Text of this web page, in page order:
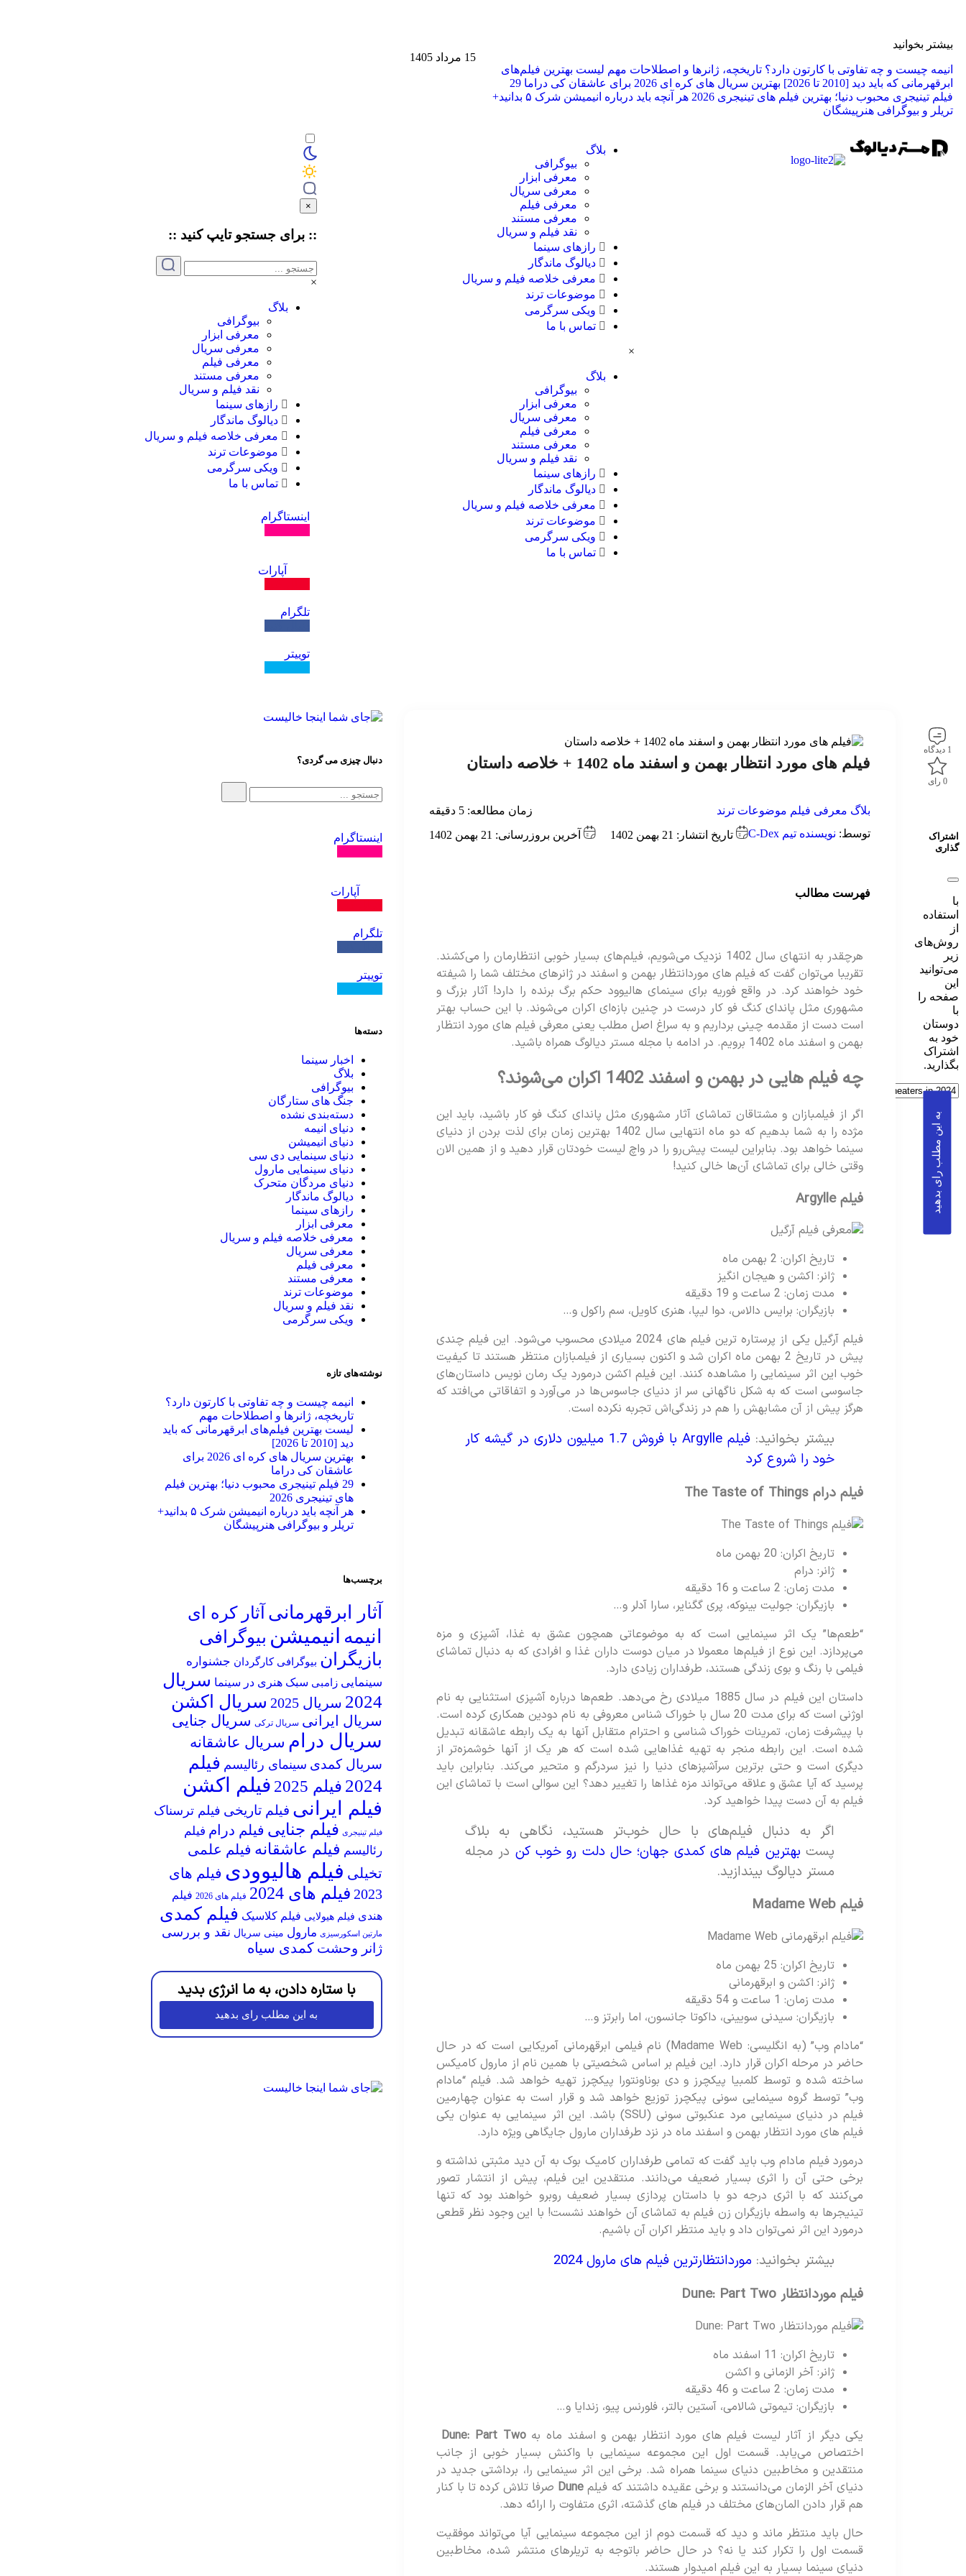
بیشتر بخوانید
انیمه چیست و چه تفاوتی با کارتون دارد؟ تاریخچه، ژانرها و اصطلاحات مهم لیست بهترین فیلم‌های
ابرقهرمانی که باید دید [2010 تا 2026]
بهترین سریال های کره ای 2026 برای عاشقان کی دراما
29
فیلم تینیجری محبوب دنیا؛ بهترین فیلم‌ های تینیجری 2026
هر آنچه باید درباره انیمیشن شرک ۵ بدانید+
تریلر و بیوگرافی هنرپیشگان
15 مرداد 1405
بلاگ
بیوگرافی
معرفی ابزار
معرفی سریال
معرفی فیلم
معرفی مستند
نقد فیلم و سریال
رازهای سینما
دیالوگ ماندگار
معرفی خلاصه فیلم و سریال
موضوعات ترند
ویکی سرگرمی
تماس با ما
×
بلاگ
بیوگرافی
معرفی ابزار
معرفی سریال
معرفی فیلم
معرفی مستند
نقد فیلم و سریال
رازهای سینما
دیالوگ ماندگار
معرفی خلاصه فیلم و سریال
موضوعات ترند
ویکی سرگرمی
تماس با ما
×
:: برای جستجو تایپکنید ::
×
بلاگ
بیوگرافی
معرفی ابزار
معرفی سریال
معرفی فیلم
معرفی مستند
نقد فیلم و سریال
رازهای سینما
دیالوگ ماندگار
معرفی خلاصه فیلم و سریال
موضوعات ترند
ویکی سرگرمی
تماس با ما
اینستاگرام
آپارات
تلگرام
توییتر
1 دیدگاه
0 رای
اشتراک
گذاری
با
استفاده
از
روش‌های
زیر
می‌توانید
این
صفحه را
با
دوستان
خود به
اشتراک
بگذارید.
به این مطلب رای بدهید
فیلم های مورد انتظار بهمن و اسفند ماه 1402 + خلاصه داستان
بلاگ معرفی فیلم موضوعات ترند زمان مطالعه: 5 دقیقه
توسط: نویسنده تیم C-Dex تاریخ انتشار: 21 بهمن 1402 آخرین بروزرسانی: 21 بهمن 1402
فهرست مطالب
هرچقدر به انتهای سال 1402 نزدیک می‌شویم، فیلم‌های بسیار خوبی انتظارمان را می‌کشند.
تقریبا می‌توان گفت که فیلم های موردانتظار بهمن و اسفند در ژانرهای مختلف شما را شیفته
خود خواهند کرد. در واقع فوریه برای سینمای هالیوود حکم برگ برنده را دارد! آثار بزرگ و
مشهوری مثل پاندای کنگ فو کار درست در چنین بازه‌ای اکران می‌شوند. با این حساب بهتر
است دست از مقدمه چینی برداریم و به سراغ اصل مطلب یعنی معرفی فیلم های مورد انتظار
بهمن و اسفند ماه 1402 برویم. در ادامه با مجله مستر دیالوگ همراه باشید.
چه فیلم هایی در بهمن و اسفند 1402 اکران می‌شوند؟
اگر از فیلمبازان و مشتاقان تماشای آثار مشهوری مثل پاندای کنگ فو کار باشید، باید این
مژده را به شما بدهیم که دو ماه انتهایی سال 1402 بهترین زمان برای لذت بردن از دنیای
سینما خواهد بود. بنابراین لیست پیش‌رو را در واچ لیست خودتان قرار دهید و از همین الان
وقتی خالی برای تماشای آن‌ها خالی کنید!
فیلم Argylle
تاریخ اکران: 2 بهمن ماه
ژانر: اکشن و هیجان انگیز
مدت زمان: 2 ساعت و 19 دقیقه
بازیگران: برایس دالاس، دوا لیپا، هنری کاویل، سم راکول و…
فیلم آرگیل یکی از پرستاره ترین فیلم های 2024 میلادی محسوب می‌شود. این فیلم چندی
پیش در تاریخ 2 بهمن ماه اکران شد و اکنون بسیاری از فیلمبازان منتظر هستند تا کیفیت
خوب این اثر سینمایی را مشاهده کنند. این فیلم اکشن درمورد یک رمان نویس داستان‌های
جاسوسی است که به شکل ناگهانی سر از دنیای جاسوس‌ها در می‌آورد و اتفاقاتی می‌افتد که
هرگز پیش از آن مشابهش را هم در زندگی‌اش تجربه نکرده است.
بیشتر بخوانید:
فیلم Argylle با فروش 1.7 میلیون دلاری در گیشه کار
خود را شروع کرد
فیلم درام The Taste of Things
تاریخ اکران: 20 بهمن ماه
ژانر: درام
مدت زمان: 2 ساعت و 16 دقیقه
بازیگران: جولیت بینوکه، پری گگنایر، سارا آدلر و…
“طعم‌ها” یک اثر سینمایی است که به موضوعاتی همچون عشق به غذا، آشپزی و مزه
می‌پردازد. این نوع از فیلم‌ها معمولا در میان دوست داران غذا و افرادی که به دنبال تماشای
فیلمی با رنگ و بوی زندگی هستند، طرفداران زیادی دارد.
داستان این فیلم در سال 1885 میلادی رخ می‌دهد. طعم‌ها درباره آشپزی استثنایی به نام
اوژنی است که برای مدت 20 سال با خوراک شناس معروفی به نام دودین همکاری کرده است.
با پیشرفت زمان، تمرینات خوراک شناسی و احترام متقابل آنها به یک رابطه عاشقانه تبدیل
شده است. این رابطه منجر به تهیه غذاهایی شده است که هر یک از آنها خوشمزه‌تر از
دیگری است و حتی برترین سرآشپزهای دنیا را نیز سردرگم و متحیر می‌کند. بنابراین باید
پرسید که آیا عشق و علاقه می‌تواند مزه غذاها را تغییر دهد؟ این سوالی است با تماشای این
فیلم به آن دست پیدا خواهید کرد.
اگر به دنبال فیلم‌های با حال خوب‌تر هستید، نگاهی به بلاگ
پستبهترین فیلم های کمدی جهان؛ حال دلت رو خوب کن در مجله
مستر دیالوگ بیندازید.
فیلم Madame Web
تاریخ اکران: 25 بهمن ماه
ژانر: اکشن و ابرقهرمانی
مدت زمان: 1 ساعت و 54 دقیقه
بازیگران: سیدنی سویینی، داکوتا جانسون، اما رابرتز و…
“مادام وب” (به انگلیسی: Madame Web) نام فیلمی ابرقهرمانی آمریکایی است که در حال
حاضر در مرحله اکران قرار دارد. این فیلم بر اساس شخصیتی با همین نام از مارول کامیکس
ساخته شده و توسط کلمبیا پیکچرز و دی بوناونتورا پیکچرز تهیه خواهد شد. فیلم “مادام
وب” توسط گروه سینمایی سونی پیکچرز توزیع خواهد شد و قرار است به عنوان چهارمین
فیلم در دنیای سینمایی مرد عنکبوتی سونی (SSU) باشد. این اثر سینمایی به عنوان یکی
فیلم های مورد انتظار بهمن و اسفند ماه در نزد طرفداران مارول جایگاهی ویژه دارد.
درمورد فیلم مادام وب باید گفت که تمامی طرفداران کامیک بوک به آن دید مثبتی نداشته و
برخی حتی آن را اثری بسیار ضعیف می‌دانند. منتقدین این فیلم، پیش از انتشار تصور
می‌کنند که با اثری درجه دو با داستان پردازی بسیار ضعیف روبرو خواهند بود که تنها
تینیجرها به واسطه بازیگران زن فیلم به تماشای آن خواهند نشست! با این وجود نظر قطعی
درمورد این اثر نمی‌توان داد و باید منتظر اکران آن باشیم.
بیشتر بخوانید: موردانتظارترین فیلم های مارول 2024
فیلم موردانتظار Dune: Part Two
تاریخ اکران: 11 اسفند ماه
ژانر: آخر الزمانی و اکشن
مدت زمان: 2 ساعت و 46 دقیقه
بازیگران: تیموتی شالامی، آستین بالتر، فلورنس پیو، زندایا و…
یکی دیگر از آثار لیست فیلم های مورد انتظار بهمن و اسفند ماه بهDune: Part Two
اختصاص می‌یابد. قسمت اول این مجموعه سینمایی با واکنش بسیار خوبی از جانب
منتقدین و مخاطبین دنیای سینما همراه شد. برخی این اثر سینمایی را، برداشتی جدید در
دنیای آخر الزمان می‌دانستند و برخی عقیده داشتند که فیلم Dune صرفا تلاش کرده تا با کنار
هم قرار دادن المان‌های مختلف در فیلم های گذشته، اثری متفاوت را ارائه دهد.
حال باید منتظر ماند و دید که قسمت دوم از این مجموعه سینمایی آیا می‌تواند موفقیت
قسمت اول را تکرار کند یا نه؟ در حال حاضر باتوجه به تریلرهای منتشر شده، مخاطبین
دنیای سینما بسیار به این فیلم امیدوار هستند.
دنبال چیزی می گردی؟
اینستاگرام
آپارات
تلگرام
توییتر
دسته‌ها
اخبار سینما
بلاگ
بیوگرافی
جنگ های ستارگان
دسته‌بندی نشده
دنیای انیمه
دنیای انیمیشن
دنیای سینمایی دی‌ سی
دنیای سینمایی مارول
دنیای مردگان متحرک
دیالوگ ماندگار
رازهای سینما
معرفی ابزار
معرفی خلاصه فیلم و سریال
معرفی سریال
معرفی فیلم
معرفی مستند
موضوعات ترند
نقد فیلم و سریال
ویکی سرگرمی
نوشته‌های تازه
انیمه چیست و چه تفاوتی با کارتون دارد؟
تاریخچه، ژانرها و اصطلاحات مهم
لیست بهترین فیلم‌های ابرقهرمانی که باید
دید [2010 تا 2026]
بهترین سریال های کره ای 2026 برای
عاشقان کی دراما
29 فیلم تینیجری محبوب دنیا؛ بهترین فیلم‌
های تینیجری 2026
هر آنچه باید درباره انیمیشن شرک ۵ بدانید+
تریلر و بیوگرافی هنرپیشگان
برچسب‌ها
آثار ابرقهرمانی آثار کره ای
انیمه انیمیشن بیوگرافی
بازیگران بیوگرافی کارگردان جشنواره
سینمایی زامبی سبک هنری در سینما سریال
2024 سریال 2025 سریال اکشن
سریال ایرانی سریال ترکی سریال جنایی
سریال درام سریال عاشقانه
سریال کمدی سینمای رئالیسم فیلم
2024 فیلم 2025 فیلم اکشن
فیلم ایرانی فیلم تاریخی فیلم ترسناک
فیلم تینیجری فیلم جنایی فیلم درام فیلم
رئالیسم فیلم عاشقانه فیلم علمی
تخیلی فیلم هالیوودی فیلم های
2023 فیلم های 2024 فیلم های 2026
فیلم
هندی فیلم هیولایی فیلم کلاسیک فیلم کمدی
مارتین اسکورسیزی مارول مینی سریال نقد و بررسی
ژانر وحشت کمدی سیاه
با ستاره دادن، به ما انرژی بدید
به این مطلب رای بدهید